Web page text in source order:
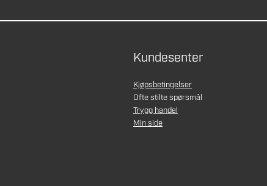
Kundesenter
Kjøpsbetingelser
Ofte stilte spørsmål
Trygg handel
Min side